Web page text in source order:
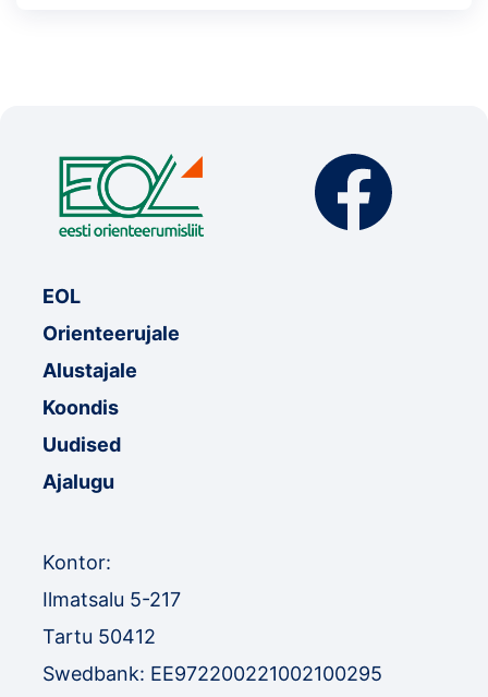
EOL
Orienteerujale
Alustajale
Koondis
Uudised
Ajalugu
Kontor:
Ilmatsalu 5-217
Tartu 50412
Swedbank: EE972200221002100295